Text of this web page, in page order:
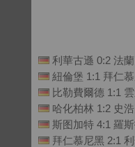
利華古遜 0:2 法
紐倫堡 1:1 拜仁
比勒費爾德 1:1
哈化柏林 1:2 史
斯图加特 4:1 羅
拜仁慕尼黑 2:1